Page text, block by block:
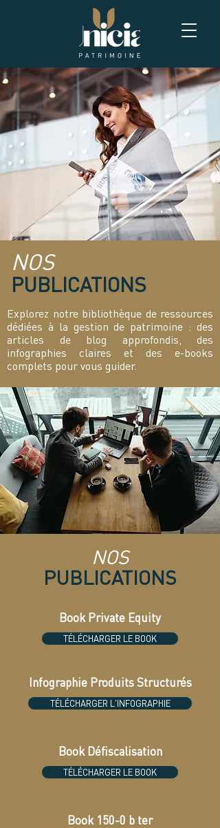
NOS
PUBLICATIONS
Explorez notre bibliothèque de ressources
dédiées à la gestion de patrimoine : des
articles de blog approfondis, des
infographies claires et des e-books
complets pour vous guider.
NOS
PUBLICATIONS
Book Private Equity
TÉLÉCHARGER LE BOOK
Infographie Produits Structurés
TÉLÉCHARGER L'INFOGRAPHIE
Book Défiscalisation
TÉLÉCHARGER LE BOOK
Book 150-0 b ter